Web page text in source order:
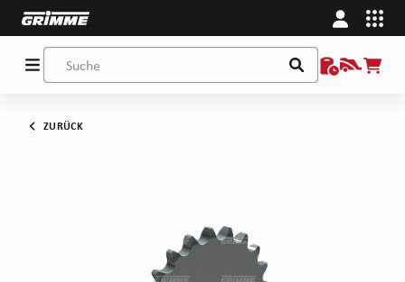
ZURÜCK